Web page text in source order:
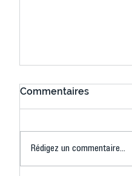
Commentaires
Rédigez un commentaire...